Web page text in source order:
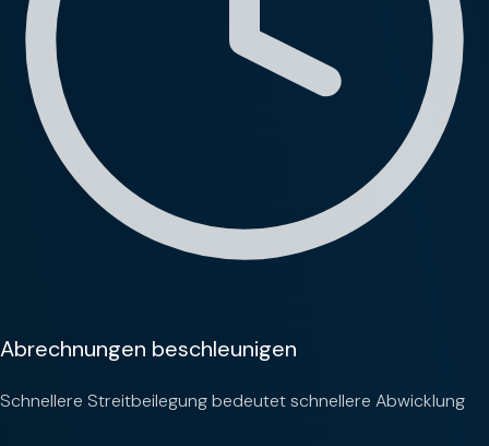
Abrechnungen beschleunigen
Schnellere Streitbeilegung bedeutet schnellere Abwicklung